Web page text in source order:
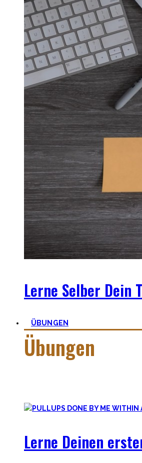
Lerne Selber Dein
ÜBUNGEN
Übungen
Lerne Deinen